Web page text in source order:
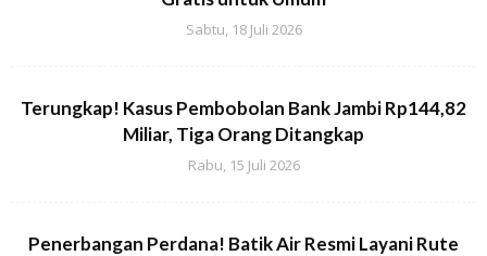
Sabtu, 18 Juli 2026
Terungkap! Kasus Pembobolan Bank Jambi Rp144,82
Miliar, Tiga Orang Ditangkap
Rabu, 15 Juli 2026
Penerbangan Perdana! Batik Air Resmi Layani Rute